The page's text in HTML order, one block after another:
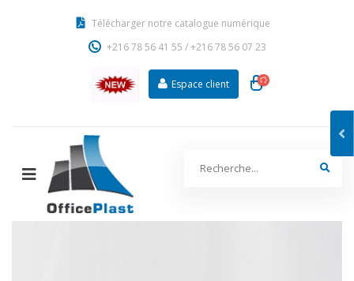
Télécharger notre catalogue numérique
+216 78 56 41 55 /+216 78 56 07 23
Espace client